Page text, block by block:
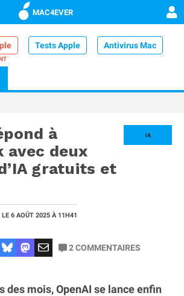
MAC4EVER
Tests Apple Antivirus Mac
IA
à
avec deux
gratuits et
LE 6 AOÛT 2025 À 11H41
2COMMENTAIRES
des mois, OpenAI se lance enfin